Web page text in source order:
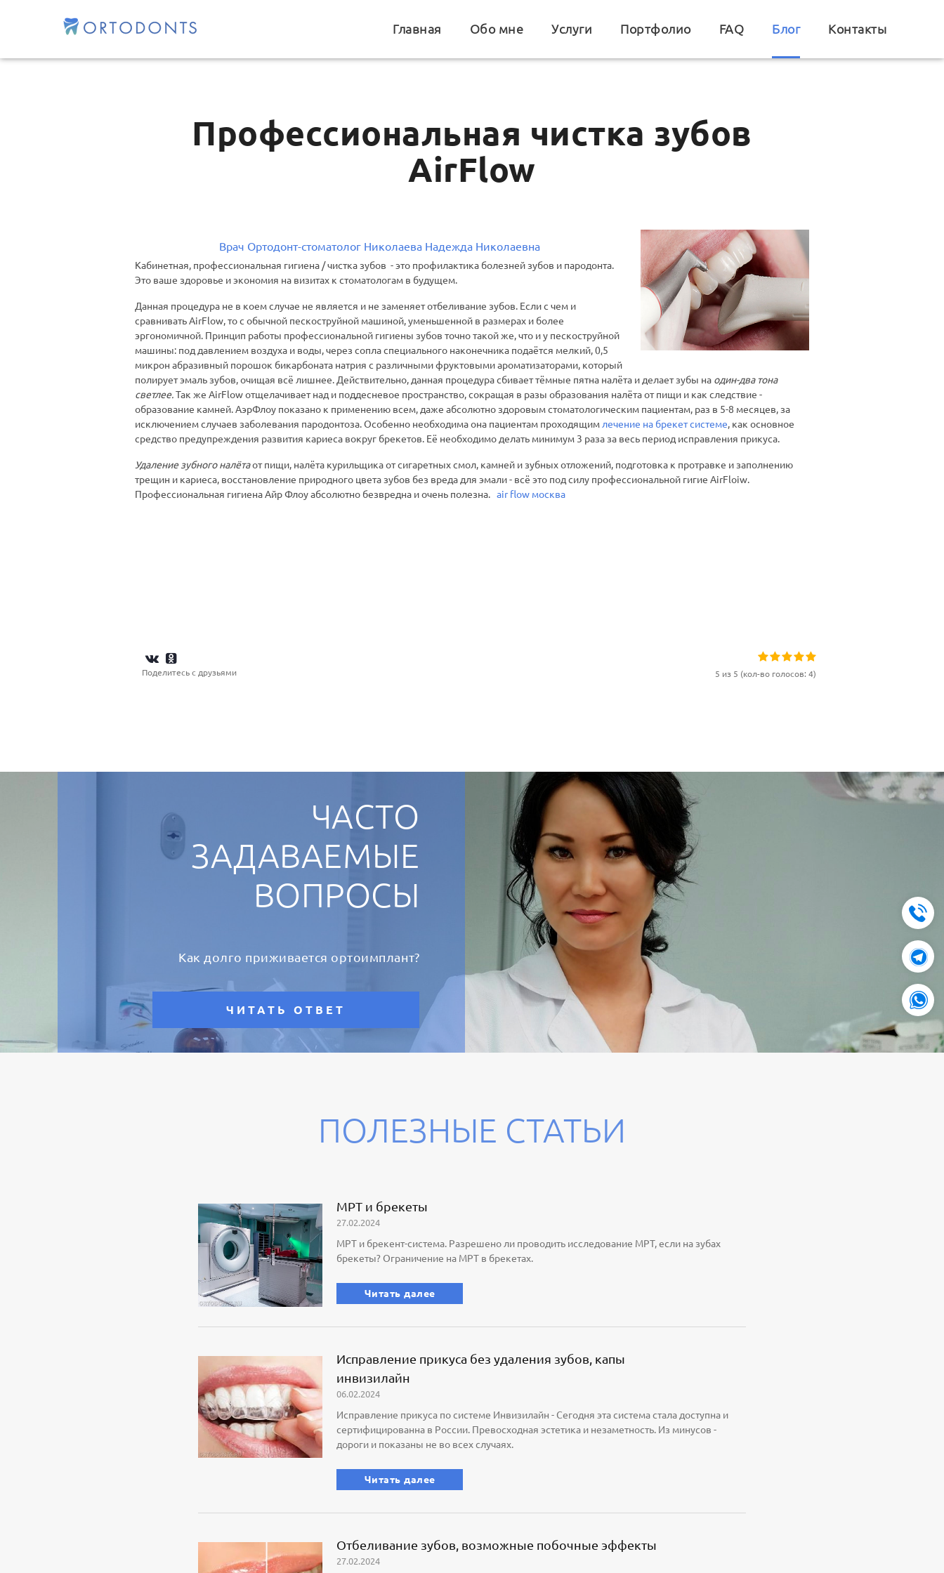
Главная Обо мне Услуги Портфолио FAQ Блог Контакты
Профессиональная чистка зубов
AirFlow
Врач Ортодонт-стоматолог Николаева Надежда Николаевна
Кабинетная, профессиональная гигиена / чистка зубов - это профилактика болезней зубов и пародонта.
Это ваше здоровье и экономия на визитах к стоматологам в будущем.
Данная процедура не в коем случае не является и не заменяет отбеливание зубов. Если с чем и
сравнивать AirFlow, то с обычной пескоструйной машиной, уменьшенной в размерах и более
эргономичной. Принцип работы профессиональной гигиены зубов точно такой же, что и у пескоструйной
машины: под давлением воздуха и воды, через сопла специального наконечника подаётся мелкий, 0,5
микрон абразивный порошок бикарбоната натрия с различными фруктовыми ароматизаторами, который
полирует эмаль зубов, очищая всё лишнее. Действительно, данная процедура сбивает тёмные пятна налёта и делает зубы на один-два тона
светлее.Так же AirFlow отщелачивает над и поддесневое пространство, сокращая в разы образования налёта от пищи и как следствие -
образование камней. АэрФлоу показано к применению всем, даже абсолютно здоровым стоматологическим пациентам, раз в 5-8 месяцев, за
исключением случаев заболевания пародонтоза. Особенно необходима она пациентам проходящим лечение на брекет системе, как основное
средство предупреждения развития кариеса вокруг брекетов. Её необходимо делать минимум 3 раза за весь период исправления прикуса.
Удаление зубного налётаот пищи, налёта курильщика от сигаретных смол, камней и зубных отложений, подготовка к протравке и заполнению
трещин и кариеса, восстановление природного цвета зубов без вреда для эмали - всё это под силу профессиональной гигие AirFloiw.
Профессиональная гигиена Айр Флоу абсолютно безвредна и очень полезна. air flow москва
Поделитесь с друзьями 5 из 5 (кол-во голосов: 4)
ЧАСТО
ЗАДАВАЕМЫЕ
ВОПРОСЫ
Как долго приживается ортоимплант?
ЧИТАТЬ ОТВЕТ
ПОЛЕЗНЫЕ СТАТЬИ
МРТ и брекеты
27.02.2024
МРТ и брекент-система. Разрешено ли проводить исследование МРТ, если на зубах
брекеты? Ограничение на МРТ в брекетах.
Читать далее
Исправление прикуса без удаления зубов, капы
инвизилайн
06.02.2024
Исправление прикуса по системе Инвизилайн - Сегодня эта система стала доступна и
сертифицированна в России. Превосходная эстетика и незаметность. Из минусов -
дороги и показаны не во всех случаях.
Читать далее
Отбеливание зубов, возможные побочные эффекты
27.02.2024